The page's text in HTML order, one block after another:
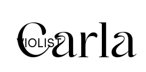
Carla
VIOLIST